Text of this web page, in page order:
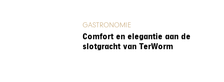
GASTRONOMIE
Comfort en elegantie aan de
slotgracht van TerWorm